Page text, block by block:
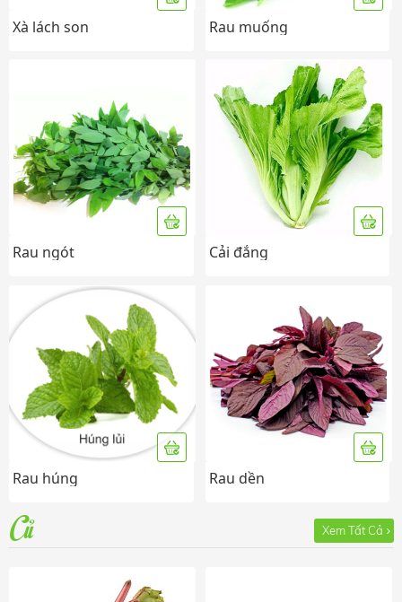
Xà lách son Rau muống
Rau ngót Cải đắng
Rau húng Rau dền
Củ Xem Tất Cả